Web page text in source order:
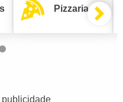
Pizzarias